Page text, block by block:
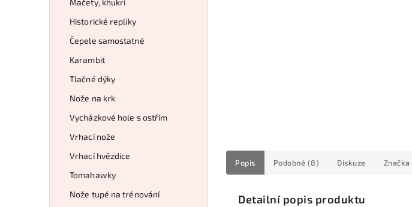
Historické repliky
Čepele samostatné
Karambit
Tlačné dýky
Nože na krk
Vycházkové hole s ostřím
Vrhací nože
Vrhací hvězdice
Tomahawky
Nože tupé na trénování
Popis Podobné (8) Diskuze Značka
Detailní popis produktu